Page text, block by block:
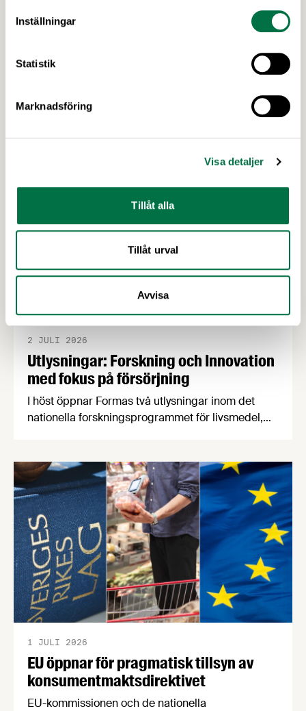
Inställningar
Statistik
Marknadsföring
Visa detaljer
Tillåt alla
Tillåt urval
Avvisa
Genomförandet av EU:s konsumentmaktsdirektiv
hundratals miljoner kronor måste kasseras. En
civilminister Erik Slottner ingriper.
Utlysningar: Forskning och Innovation
med fokus på försörjning
2 JULI 2026
I höst öppnar Formas två utlysningar inom det
nationella forskningsprogrammet för livsmedel,
en motståndskraftig livsmedelsförsörjning", och
båda syftar till att bana väg för innovationer som
stärker Sveriges livsmedelsförsörjning.
EU öppnar för pragmatisk tillsyn av
konsumentmaktsdirektivet
1 JULI 2026
EU-kommissionen och de nationella